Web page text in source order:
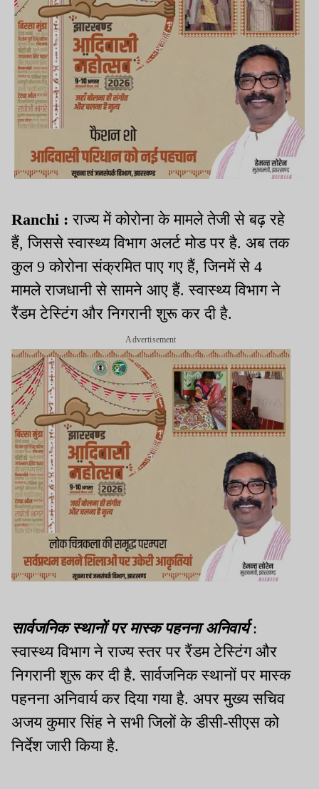
Ranchi : राज्य में कोरोना के मामले तेजी से बढ़ रहे
हैं,जिससे स्वास्थ्य विभाग अलर्ट मोड पर है. अब तक
कुल 9 कोरोना संक्रमित पाए गए हैं,जिनमें से 4
मामले राजधानी से सामने आए हैं. स्वास्थ्य विभाग ने
रैंडम टेस्टिंग और निगरानी शुरू कर दी है.
Advertisement
सार्वजनिक स्थानों पर मास्क पहनना अनिवार्य :
स्वास्थ्य विभाग ने राज्य स्तर पर रैंडम टेस्टिंग और
निगरानी शुरू कर दी है. सार्वजनिक स्थानों पर मास्क
पहनना अनिवार्य कर दिया गया है. अपर मुख्य सचिव
अजय कुमार सिंह ने सभी जिलों के डीसी-सीएस को
निर्देश जारी किया है.